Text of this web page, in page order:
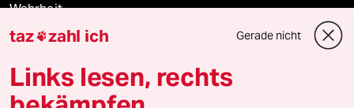
Wahrheit
Themen
taz zahl ich Gerade nicht
Links lesen, rechts